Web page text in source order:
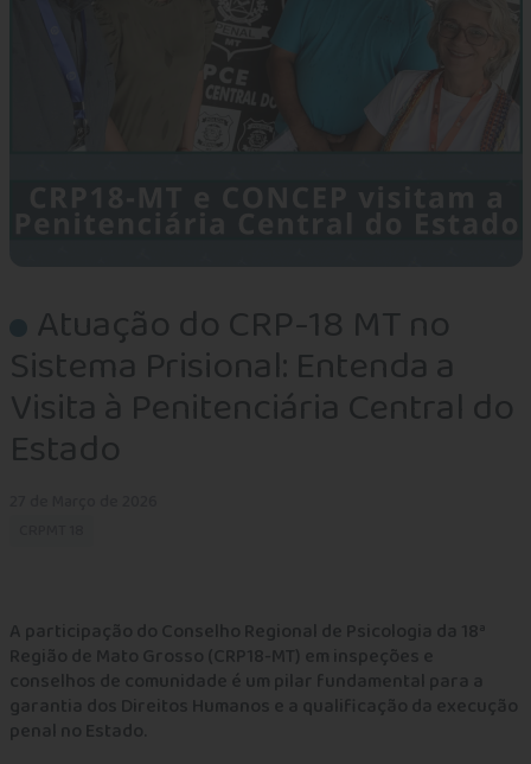
Atuação do CRP-18 MT no
Sistema Prisional: Entenda a
Visita à Penitenciária Central do
Estado
A participação do Conselho Regional de Psicologia da 18ª
Região de Mato Grosso (CRP18-MT) em inspeções e
conselhos de comunidade é um pilar fundamental para a
garantia dos Direitos Humanos e a qualificação da execução
penal no Estado.